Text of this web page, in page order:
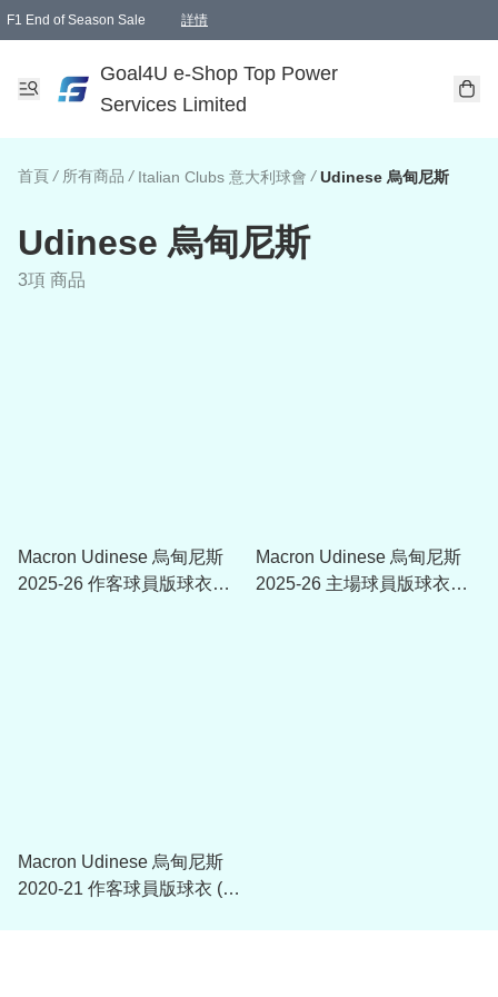
F1 End of Season Sale 詳情
Goal4U e-Shop Top Power
Services Limited
首頁 / 所有商品 / Italian Clubs 意大利球會 / Udinese 烏甸尼斯
Udinese 烏甸尼斯
3項 商品
Macron Udinese 烏甸尼斯
2025-26 作客球員版球衣
Macron Udinese 烏甸尼斯
2025-26 主場球員版球衣
Macron Udinese 烏甸尼斯
2020-21 作客球員版球衣 (可